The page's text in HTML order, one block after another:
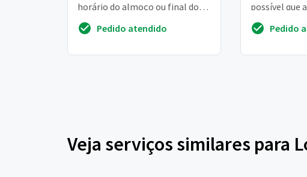
horário do almoço ou final do
talvez algum...
Pedido atendido
possível que
comemorar a
Pedido
Veja serviços similares para